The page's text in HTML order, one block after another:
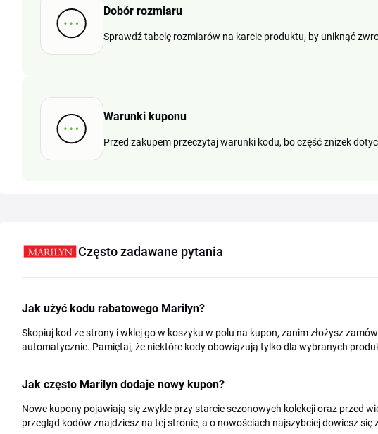
Dobór rozmiaru
Sprawdź tabelę rozmiarów na karcie produktu, by uniknąć
Warunki kuponu
Przed zakupem przeczytaj warunki kodu, bo część zniżek
Często zadawane pytania
Jak użyć kodu rabatowego Marilyn?
Skopiuj kod ze strony i wklej go w koszyku w polu na kupon, zanim złożysz
automatycznie. Pamiętaj, że niektóre kody obowiązują tylko dla wybranych
Jak często Marilyn dodaje nowy kupon?
Nowe kupony pojawiają się zwykle przy starcie sezonowych kolekcji oraz przed
przegląd kodów znajdziesz na tej stronie, a o nowościach najszybciej dowiesz się